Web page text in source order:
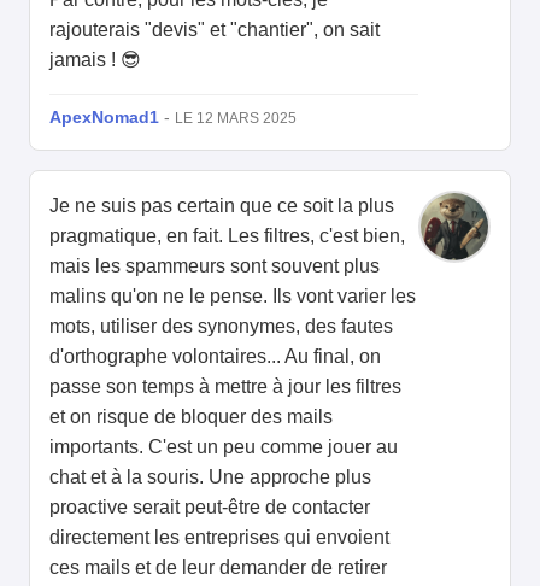
rajouterais "devis" et "chantier", on sait
jamais ! 😎
ApexNomad1 - LE 12 MARS 2025
Je ne suis pas certain que ce soit la plus
pragmatique, en fait. Les filtres, c'est bien,
mais les spammeurs sont souvent plus
malins qu'on ne le pense. Ils vont varier les
mots, utiliser des synonymes, des fautes
d'orthographe volontaires... Au final, on
passe son temps à mettre à jour les filtres
et on risque de bloquer des mails
importants. C'est un peu comme jouer au
chat et à la souris. Une approche plus
proactive serait peut-être de contacter
directement les entreprises qui envoient
ces mails et de leur demander de retirer